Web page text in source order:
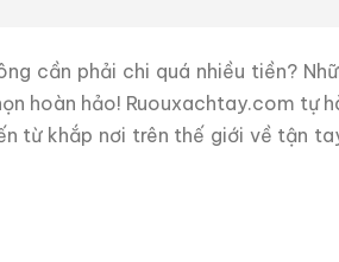
cần phải chi quá nhiều tiền?
hoàn hảo! Ruouxachtay.com tự
từ khắp nơi trên thế giới về tận